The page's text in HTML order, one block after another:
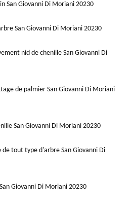
San Giovanni Di Moriani 20230
San Giovanni Di Moriani 20230
nid de chenille San Giovanni Di
de palmier San Giovanni Di Moriani
San Giovanni Di Moriani 20230
tout type d'arbre San Giovanni Di
Giovanni Di Moriani 20230